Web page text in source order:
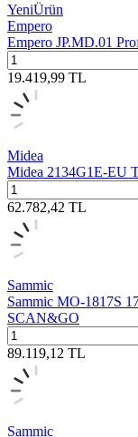
YeniÜrün
Empero
Empero JP.MD.01
19.419,99 TL
Midea
Midea 2134G1E-EU
62.782,42 TL
Sammic
Sammic MO-1817S
SCAN&GO
89.119,12 TL
Sammic